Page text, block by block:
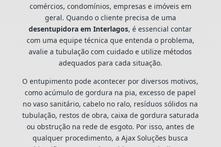
comércios, condomínios, empresas e imóveis em
geral. Quando o cliente precisa de uma
desentupidora em Interlagos, é essencial contar
com uma equipe técnica que entenda o problema,
avalie a tubulação com cuidado e utilize métodos
adequados para cada situação.
O entupimento pode acontecer por diversos motivos,
como acúmulo de gordura na pia, excesso de papel
no vaso sanitário, cabelo no ralo, resíduos sólidos na
tubulação, restos de obra, caixa de gordura saturada
ou obstrução na rede de esgoto. Por isso, antes de
qualquer procedimento, a Ajax Soluções busca